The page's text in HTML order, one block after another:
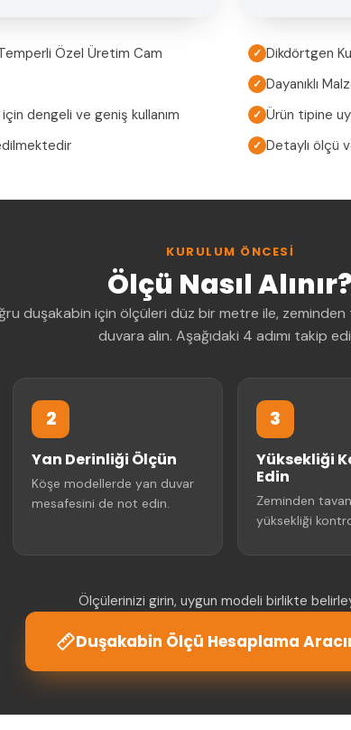
Özel Üretim Cam ✓ Dikdörtgen
✓ Dayanıklı
dengeli ve geniş kullanım ✓ Ürün tipine
✓ Detaylı ölçü
KURULUM ÖNCESI
Ölçü Nasıl Alınır?
duşakabin için ölçüleri düz bir metre ile,
duvara alın. Aşağıdaki 4 adımı takip
2
Yan Derinliği Ölçün
Köşe modellerde yan duvar
mesafesini de not edin.
3
Yüksekliği
Edin
Zeminden
yüksekliği
Ölçülerinizi girin, uygun modeli birlikte
Duşakabin Ölçü Hesaplama